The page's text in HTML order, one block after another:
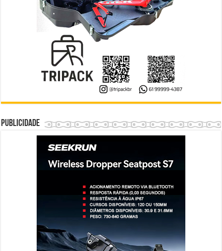
Publicidade